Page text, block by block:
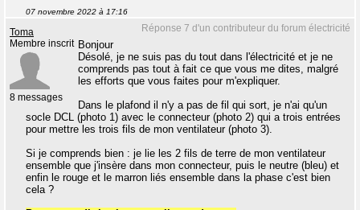
07 novembre 2022 à 17:16
Réponse 7 d'un contributeur du forum électricité
Toma
Membre inscrit
8 messages
Bonjour
Désolé, je ne suis pas du tout dans l'électricité et je ne
comprends pas tout à fait ce que vous me dites, malgré
les efforts que vous faites pour m'expliquer.
Dans le plafond il n'y a pas de fil qui sort, je n'ai qu'un
socle DCL (photo 1) avec le connecteur (photo 2) qui a trois entrées
pour mettre les trois fils de mon ventilateur (photo 3).
Si je comprends bien : je lie les 2 fils de terre de mon ventilateur
ensemble que j'insère dans mon connecteur, puis le neutre (bleu) et
enfin le rouge et le marron liés ensemble dans la phase c'est bien
cela ?